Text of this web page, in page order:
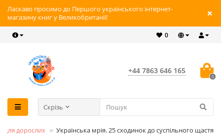
Ласкаво просимо до Першого українського інтернет-
магазину книг у Великобританії!
0
+44 7863 646 165
0
Скрізь
для дорослих Українська мрія. 25 сходинок до суспільного щастя